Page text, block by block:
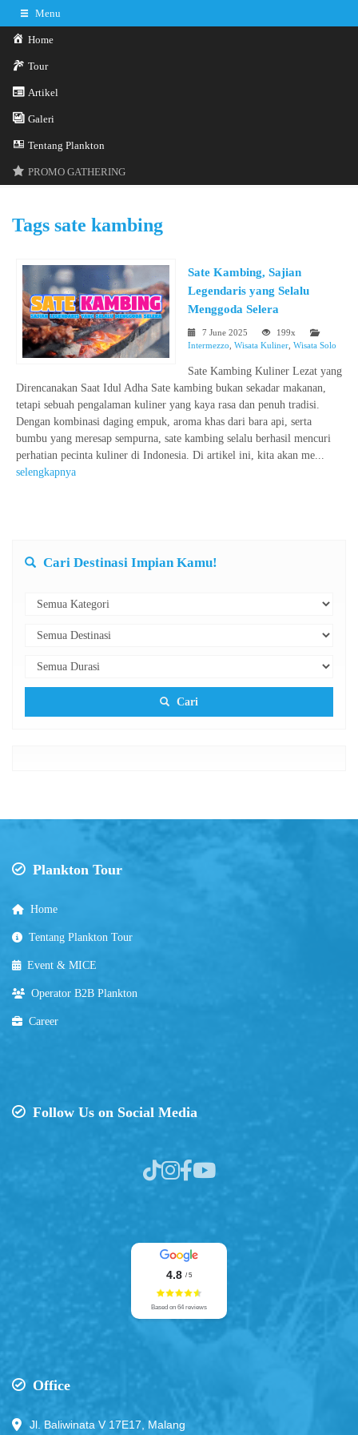
Menu
Home
Tour
Artikel
Galeri
Tentang Plankton
PROMO GATHERING
Tags sate kambing
Sate Kambing, Sajian
Legendaris yang Selalu
Menggoda Selera
7 June 2025
199x
Intermezzo Wisata Kuliner Wisata Solo
Sate Kambing Kuliner Lezat yang
Direncanakan Saat Idul Adha Sate kambing bukan sekadar makanan,
tetapi sebuah pengalaman kuliner yang kaya rasa dan penuh tradisi.
Dengan kombinasi daging empuk, aroma khas dari bara api, serta
bumbu yang meresap sempurna, sate kambing selalu berhasil mencuri
perhatian pecinta kuliner di Indonesia. Di artikel ini, kita akan me...
selengkapnya
Cari Destinasi Impian Kamu!
Cari
Plankton Tour
Home
Tentang Plankton Tour
Event & MICE
Operator B2B Plankton
Career
Follow Us on Social Media
4.8 / 5
Based on 64 reviews
Office
Jl. Baliwinata V 17E17, Malang